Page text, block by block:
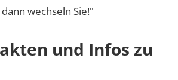
wechseln Sie!"
und Infos zu